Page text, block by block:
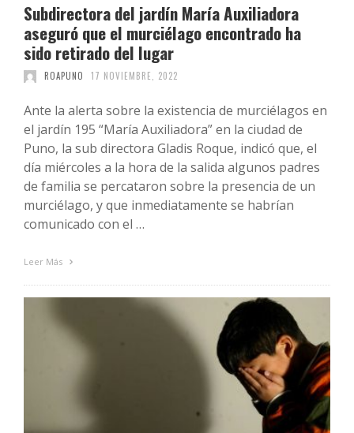
Subdirectora del jardín María Auxiliadora
aseguró que el murciélago encontrado ha
sido retirado del lugar
ROAPUNO 17 NOVIEMBRE, 2022
Ante la alerta sobre la existencia de murciélagos en
el jardín 195 “María Auxiliadora” en la ciudad de
Puno, la sub directora Gladis Roque, indicó que, el
día miércoles a la hora de la salida algunos padres
de familia se percataron sobre la presencia de un
murciélago, y que inmediatamente se habrían
comunicado con el …
Leer Más